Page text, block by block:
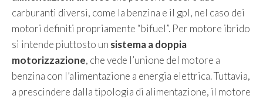
carburanti diversi, come la benzina e il gpl, nel caso dei
motori definiti propriamente “bifuel”. Per motore ibrido
si intende piuttosto un sistema a doppia
motorizzazione, che vede l’unione del motore a
benzina con l’alimentazione a energia elettrica. Tuttavia,
a prescindere dalla tipologia di alimentazione, il motore